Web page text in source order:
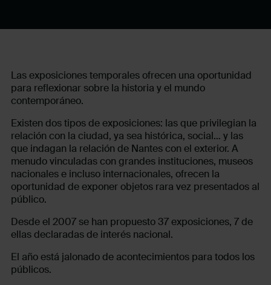
Las exposiciones temporales ofrecen una oportunidad
para reflexionar sobre la historia y el mundo
contemporáneo.
Existen dos tipos de exposiciones: las que privilegian la
relación con la ciudad, ya sea histórica, social… y las
que indagan la relación de Nantes con el exterior. A
menudo vinculadas con grandes instituciones, museos
nacionales e incluso internacionales, ofrecen la
oportunidad de exponer objetos rara vez presentados al
público.
Desde el 2007 se han propuesto 37 exposiciones, 7 de
ellas declaradas de interés nacional.
El año está jalonado de acontecimientos para todos los
públicos.